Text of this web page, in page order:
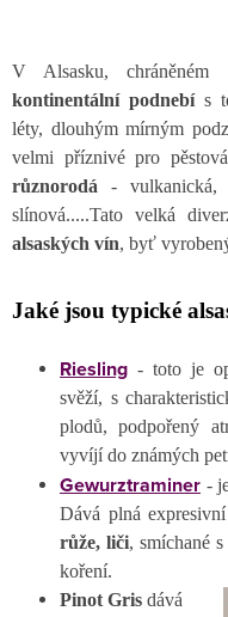
V Alsasku, chráněném
kontinentální podnebís
léty, dlouhým mírným
velmi příznivé pro
různorodá - vulkanická,
slínová.....Tato velká
alsaských vín, byť
Jaké jsou typické
Riesling - toto je
svěží, s
plodů, podpořený
vyvíjí do známých
Gewurztraminer -
Dává plná
růže, liči, smíchané
koření.
Pinot Gris dává